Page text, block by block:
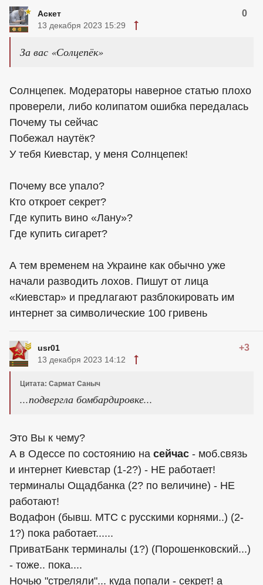
Аскет 0
13 декабря 2023 15:29
За вас «Солцепёк»
Солнцепек. Модераторы наверное статью плохо
проверели, либо колипатом ошибка передалась
Почему ты сейчас
Побежал наутёк?
У тебя Киевстар, у меня Солнцепек!
Почему все упало?
Кто откроет секрет?
Где купить вино «Лану»?
Где купить сигарет?
А тем временем на Украине как обычно уже
начали разводить лохов. Пишут от лица
«Киевстар» и предлагают разблокировать им
интернет за символические 100 гривень
usr01 +3
13 декабря 2023 14:12
Цитата: Сармат Саныч
...подвергла бомбардировке...
Это Вы к чему?
А в Одессе по состоянию на сейчас - моб.связь
и интернет Киевстар (1-2?) - НЕ работает!
терминалы Ощадбанка (2? по величине) - НЕ
работают!
Водафон (бывш. МТС с русскими корнями..) (2-
1?) пока работает......
ПриватБанк терминалы (1?) (Порошенковский...)
- тоже.. пока....
Ночью "стреляли"... куда попали - секрет! а